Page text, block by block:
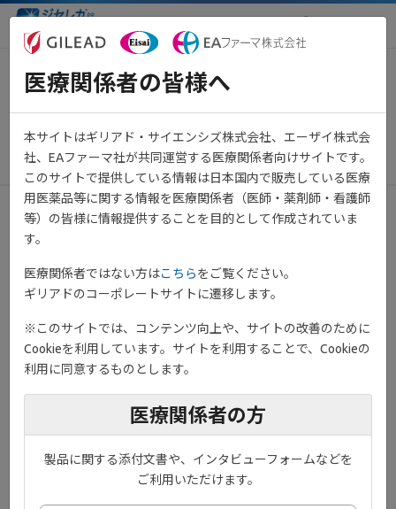
医療関係者向け情報サイト
【重要】システムメンテナンス
のお知らせ
2022年12月1日 その他
平素は当サイトをご利用いただき、誠にありがとうございます。
システムメンテナンスのため、下記日程にてサービス停止を予定
しております。
すようお願い申し上げます。
メンテナンス日時：
※作業進捗により、前後する場合がございます。ご了承ください
ませ。
※メンテナンス時間帯は、ページが正しく表示されない場合がご
医療関係者の皆様へ
本サイトはギリアド・サイエンシズ株式会社、エーザイ株式会
社、EAファーマ社が共同運営する医療関係者向けサイトです。
このサイトで提供している情報は日本国内で販売している医療
用医薬品等に関する情報を医療関係者（医師・薬剤師・看護師
等）の皆様に情報提供することを目的として作成されていま
す。
医療関係者ではない方はこちらをご覧ください。
ギリアドのコーポレートサイトに遷移します。
※このサイトでは、コンテンツ向上や、サイトの改善のために
Cookieを利用しています。サイトを利用することで、Cookieの
利用に同意するものとします。
医療関係者の方
製品に関する添付文書や、インタビューフォームなどを
ご利用いただけます。